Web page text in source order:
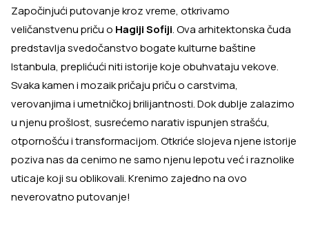
Započinjući putovanje kroz vreme, otkrivamo
veličanstvenu priču o Hagiji Sofiji. Ova arhitektonska čuda
predstavlja svedočanstvo bogate kulturne baštine
Istanbula, preplićući niti istorije koje obuhvataju vekove.
Svaka kamen i mozaik pričaju priču o carstvima,
verovanjima i umetničkoj brilijantnosti. Dok dublje zalazimo
u njenu prošlost, susrećemo narativ ispunjen strašću,
otpornošću i transformacijom. Otkriće slojeva njene istorije
poziva nas da cenimo ne samo njenu lepotu već i raznolike
uticaje koji su oblikovali. Krenimo zajedno na ovo
neverovatno putovanje!